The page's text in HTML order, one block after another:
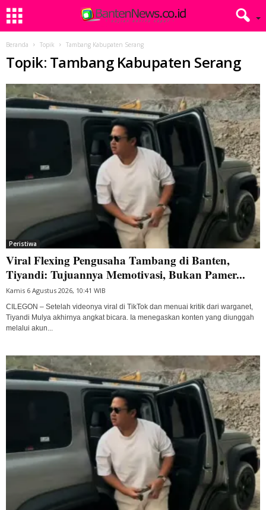
Beranda Topik Tambang Kabupaten Serang
Topik: Tambang Kabupaten Serang
Peristiwa
Viral Flexing Pengusaha Tambang di Banten,
Tiyandi: Tujuannya Memotivasi, Bukan Pamer...
Kamis 6 Agustus 2026, 10:41 WIB
CILEGON – Setelah videonya viral di TikTok dan menuai kritik dari warganet,
Tiyandi Mulya akhirnya angkat bicara. Ia menegaskan konten yang diunggah
melalui akun...